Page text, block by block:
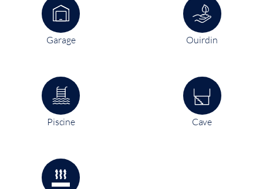
Garage Ouirdin
Piscine Cave